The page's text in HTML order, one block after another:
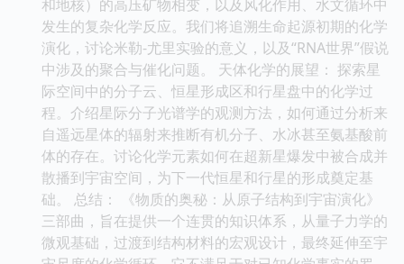
和地核）的高压矿物相变，以及风化作用、水文循环中
发生的复杂化学反应。我们将追溯生命起源初期的化学
演化，讨论米勒-尤里实验的意义，以及“RNA世界”假说
中涉及的聚合与催化问题。 天体化学的展望： 探索星
际空间中的分子云、恒星形成区和行星盘中的化学过
程。介绍星际分子光谱学的观测方法，如何通过分析来
自遥远星体的辐射来推断有机分子、水冰甚至氨基酸前
体的存在。讨论化学元素如何在超新星爆发中被合成并
散播到宇宙空间，为下一代恒星和行星的形成奠定基
础。 总结： 《物质的奥秘：从原子结构到宇宙演化》
三部曲，旨在提供一个连贯的知识体系，从量子力学的
微观基础，过渡到结构材料的宏观设计，最终延伸至宇